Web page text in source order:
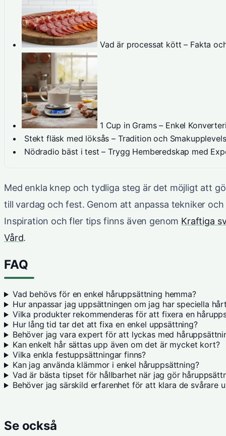
Vad är processat kött – Fakta
1 Cup in Grams – Enkel
Stekt fläsk med löksås – Tradition och
Nödradio bäst i test – Trygg Hemberedskap med
Med enkla knep och tydliga steg är det möjligt att
till vardag och fest. Genom att anpassa tekniker
Inspiration och fler tips finns även genom Kraftiga
Vård.
FAQ
Vad behövs för en enkel håruppsättning hemma?
Hur anpassar jag uppsättningen om jag har speciella
Vilka produkter rekommenderas för att fixera en
Hur lång tid tar det att fixa en enkel uppsättning?
Behöver jag vara expert för att lyckas med
Kan enkelt hår sättas upp även om det är mycket kort?
Vilka enkla festuppsättningar finns?
Kan jag använda klämmor i enkel håruppsättning?
Vad är bästa tipset för hållbarhet när jag gör
Behöver jag särskild erfarenhet för att klara de svårare
Se också